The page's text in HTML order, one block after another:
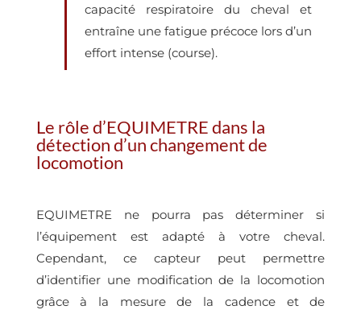
capacité respiratoire du cheval et
entraîne une fatigue précoce lors d’un
effort intense (course).
Le rôle d’EQUIMETRE dans la
détection d’un changement de
locomotion
EQUIMETRE ne pourra pas déterminer si
l’équipement est adapté à votre cheval.
Cependant, ce capteur peut permettre
d’identifier une modification de la locomotion
grâce à la mesure de la cadence et de